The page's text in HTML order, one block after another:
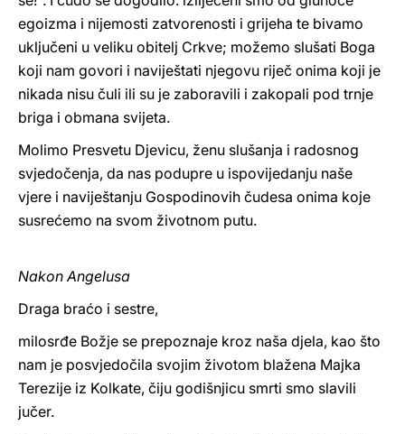
egoizma i nijemosti zatvorenosti i grijeha te bivamo
uključeni u veliku obitelj Crkve; možemo slušati Boga
koji nam govori i naviještati njegovu riječ onima koji je
nikada nisu čuli ili su je zaboravili i zakopali pod trnje
briga i obmana svijeta.
Molimo Presvetu Djevicu, ženu slušanja i radosnog
svjedočenja, da nas podupre u ispovijedanju naše
vjere i naviještanju Gospodinovih čudesa onima koje
susrećemo na svom životnom putu.
Nakon Angelusa
Draga braćo i sestre,
milosrđe Božje se prepoznaje kroz naša djela, kao što
nam je posvjedočila svojim životom blažena Majka
Terezije iz Kolkate, čiju godišnjicu smrti smo slavili
jučer.